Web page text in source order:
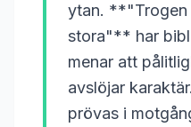
ytan. **"Trogen
stora"** har
menar att
avslöjar
prövas i